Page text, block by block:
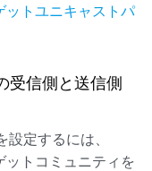
ットユニキャストパ
受信側と送信側
定するには、
ットコミュニティを